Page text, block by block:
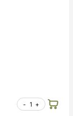
- +